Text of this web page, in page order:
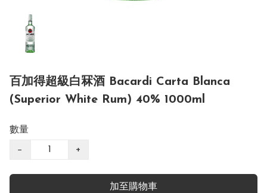
百加得超級白冧酒 Bacardi Carta Blanca
(Superior White Rum) 40% 1000ml
數量
− +
加至購物車